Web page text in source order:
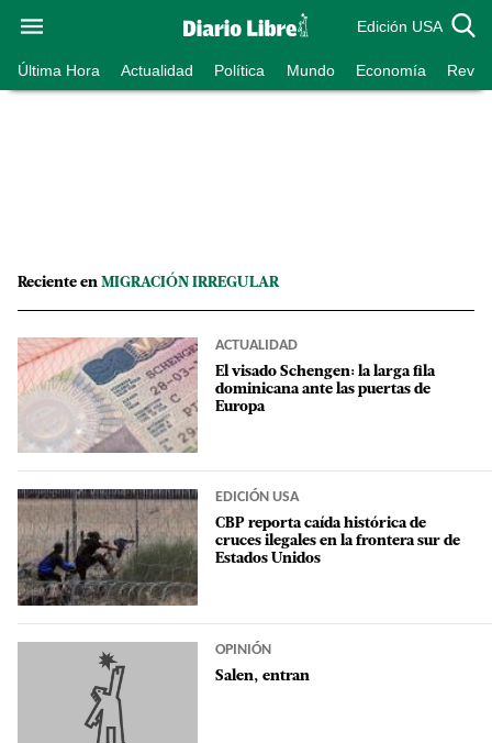
Edición USA
Última Hora Actualidad Política Mundo Economía
Reciente en MIGRACIÓN IRREGULAR
ACTUALIDAD
El visado Schengen: la larga fila
dominicana ante las puertas de
Europa
EDICIÓN USA
CBP reporta caída histórica de
cruces ilegales en la frontera sur de
Estados Unidos
OPINIÓN
Salen, entran